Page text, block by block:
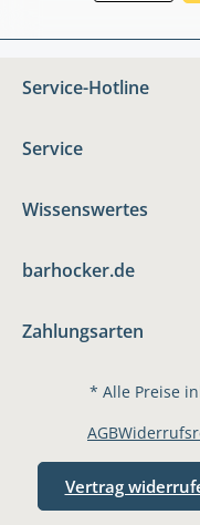
Service-Hotline
Service
Wissenswertes
barhocker.de
Zahlungsarten
* Alle Preise
Vertrag
AGB